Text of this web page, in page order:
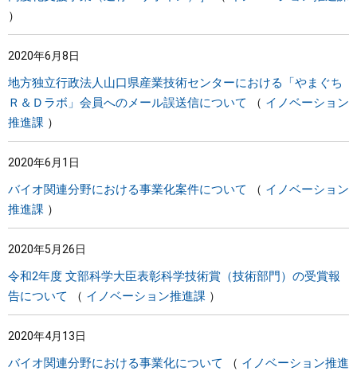
2020年6月8日
地方独立行政法人山口県産業技術センターにおける「やまぐち
Ｒ＆Ｄラボ」会員へのメール誤送信について
イノベーション
推進課
2020年6月1日
バイオ関連分野における事業化案件について
イノベーション
推進課
2020年5月26日
令和2年度 文部科学大臣表彰科学技術賞（技術部門）の受賞報
告について
イノベーション推進課
2020年4月13日
バイオ関連分野における事業化について
イノベーション推進